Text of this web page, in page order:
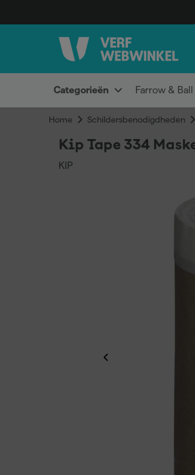
Categorieën Farrow & Ball
Home Schildersbenodigdheden
Kip Tape 334
KIP